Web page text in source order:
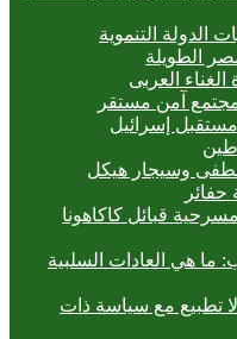
الدولة التنموية
الطويلة
العربى
آمن مستقر
إسرائيل
وسيجار هيكل
قبائل كاكاهونا
ما هي العادات السلبية
تطبيع مع سياسة ذات